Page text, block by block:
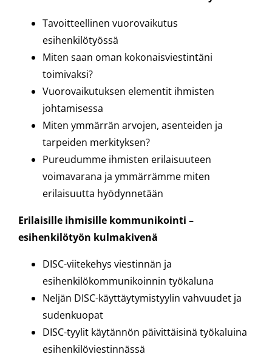
Tavoitteellinen vuorovaikutus
esihenkilötyössä
Miten saan oman kokonaisviestintäni
toimivaksi?
Vuorovaikutuksen elementit ihmisten
johtamisessa
Miten ymmärrän arvojen, asenteiden ja
tarpeiden merkityksen?
Pureudumme ihmisten erilaisuuteen
voimavarana ja ymmärrämme miten
erilaisuutta hyödynnetään
Erilaisille ihmisille kommunikointi –
esihenkilötyön kulmakivenä
DISC-viitekehys viestinnän ja
esihenkilökommunikoinnin työkaluna
Neljän DISC-käyttäytymistyylin vahvuudet ja
sudenkuopat
DISC-tyylit käytännön päivittäisinä työkaluina
esihenkilöviestinnässä